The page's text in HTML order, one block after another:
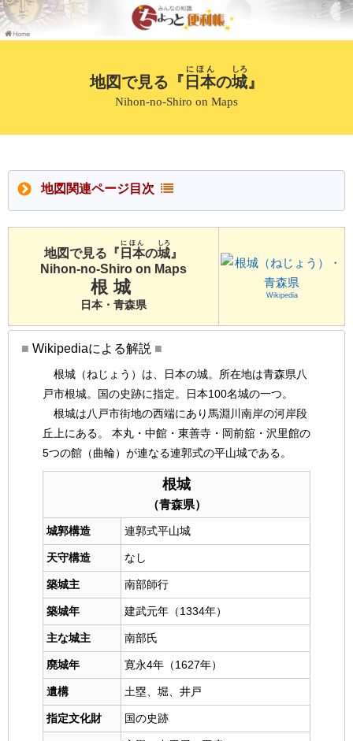
地図で見る『 日本
にほん
の城
しろ
』
Nihon-no-Shiro on Maps
地図関連ページ目次
地図で見る『 日本
にほん
の城
しろ
』
Nihon-no-Shiro on Maps
根城
日本・青森県
Wikipedia
■ Wikipediaによる解説 ■
根城（ねじょう）は、日本の城。所在地は青森県八
戸市根城。国の史跡に指定。日本100名城の一つ。
根城は八戸市街地の西端にあり馬淵川南岸の河岸段
丘上にある。 本丸・中館・東善寺・岡前舘・沢里館の
5つの館（曲輪）が連なる連郭式の平山城である。
根城
（青森県）
城郭構造 連郭式平山城
天守構造 なし
築城主 南部師行
築城年 建武元年（1334年）
主な城主 南部氏
廃城年 寛永4年（1627年）
遺構 土塁、堀、井戸
指定文化財 国の史跡